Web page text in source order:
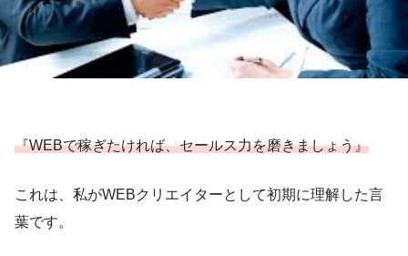
『WEBで稼ぎたければ、セールス力を磨きましょう』
これは、私がWEBクリエイターとして初期に理解した言
葉です。